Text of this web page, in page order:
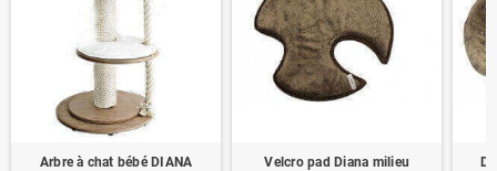
Arbre à chat bébé DIANA Velcro pad Diana milieu